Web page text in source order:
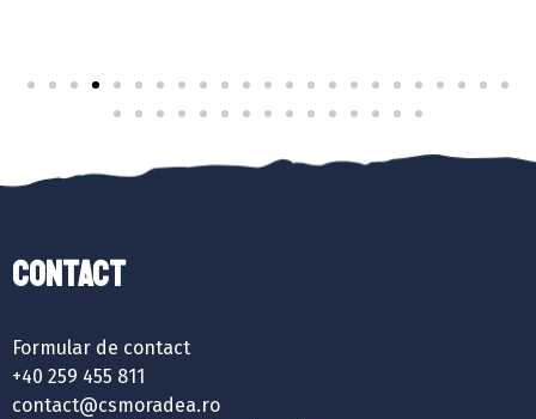
Contact
Formular de contact
+40 259 455 811
contact@csmoradea.ro